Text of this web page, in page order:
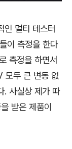
인 멀티 테스터
이 측정을 한다
측정을 하면서
모두 큰 변동 없
. 사실상 제가 따
받은 제품이